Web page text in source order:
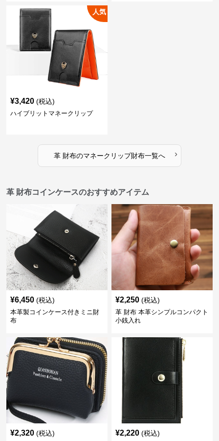
人気
¥3,420 (税込)
ハイブリットマネークリップ
革 財布のマネークリップ財布一覧へ ›
革 財布コインケースのおすすめアイテム
¥6,450 (税込)
本革製コインケース付きミニ財
布
¥2,250 (税込)
革 財布 本革シンプルコンパクト
小銭入れ
¥2,320 (税込) ¥2,220 (税込)